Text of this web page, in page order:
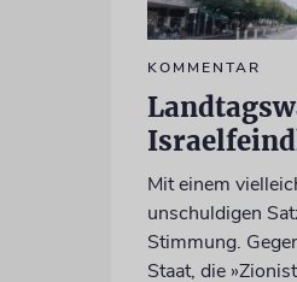
KOMMENTAR
Mit einem
unschuldigen
Stimmung.
Staat, die